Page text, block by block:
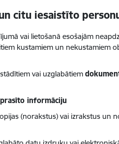
citu iesaistīto
vai lietošanā esošajām
kustamiem un nekustamiem
vai uzglabātiem
informāciju
(norakstus) vai izrakstus un